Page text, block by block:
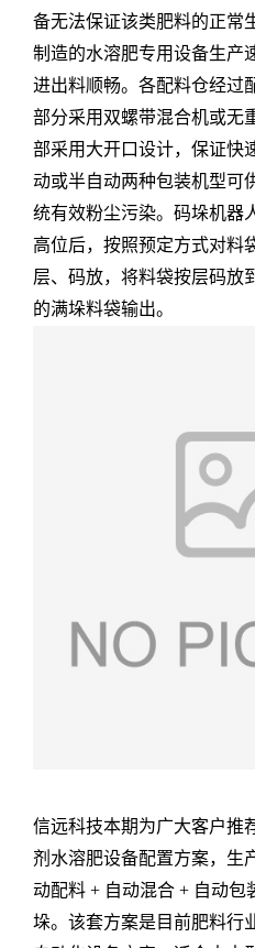
备无法保证该类肥料的正常
制造的水溶肥专用设备生产
进出料顺畅。 各配料仓经过
部分采用双螺带混合机或无
部采用 大开口设计，保证快
动或半自动两种包装机型可
统有效粉尘污染。 码垛机器
高位后，按照预定方式对料
层、码放，将料袋按层码放
的满垛料袋输出。
信远科技本期为广大客户推
剂水溶肥设备配置方案，生
动配料 + 自动混合 + 自动包
垛。该套方案是目前肥料行